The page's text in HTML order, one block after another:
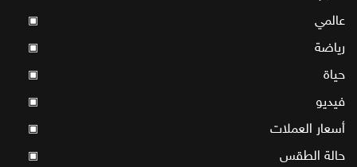
عالمي ▣
رياضة ▣
حياة ▣
فيديو ▣
أسعار العملات ▣
حالة الطقس ▣